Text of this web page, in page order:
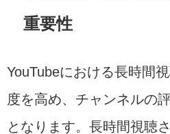
重要性
YouTubeにおける長時間
度を高め、チャンネルの
となります。長時間視聴